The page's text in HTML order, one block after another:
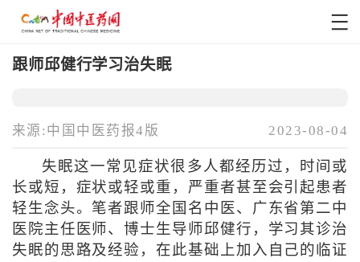
跟师邱健行学习治失眠
来源:中国中医药报4版 2023-08-04
失眠这一常见症状很多人都经历过，时间或
长或短，症状或轻或重，严重者甚至会引起患者
轻生念头。笔者跟师全国名中医、广东省第二中
医院主任医师、博士生导师邱健行，学习其诊治
失眠的思路及经验，在此基础上加入自己的临证